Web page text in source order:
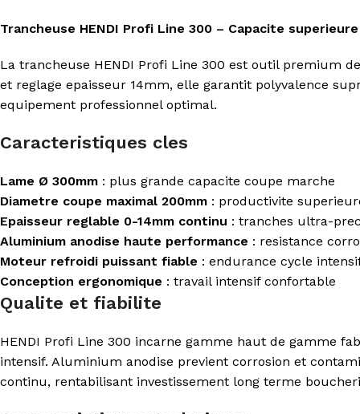
Trancheuse HENDI Profi Line 300 – Capacite
La trancheuse HENDI Profi Line 300 est outil premium
et reglage epaisseur 14mm, elle garantit polyvalence
equipement professionnel optimal.
Caracteristiques cles
Lame Ø 300mm : plus grande capacite coupe marche
Diametre coupe maximal 200mm : productivite
Epaisseur reglable 0-14mm continu : tranches ultra-
Aluminium anodise haute performance : resistance
Moteur refroidi puissant fiable : endurance cycle
Conception ergonomique : travail intensif confortable
Qualite et fiabilite
HENDI Profi Line 300 incarne gamme haut de gamme
intensif. Aluminium anodise previent corrosion et
continu, rentabilisant investissement long terme